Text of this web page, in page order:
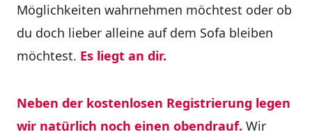
Möglichkeiten wahrnehmen möchtest oder ob
du doch lieber alleine auf dem Sofa bleiben
möchtest. Es liegt an dir.
Neben der kostenlosen Registrierung legen
wir natürlich noch einen obendrauf. Wir